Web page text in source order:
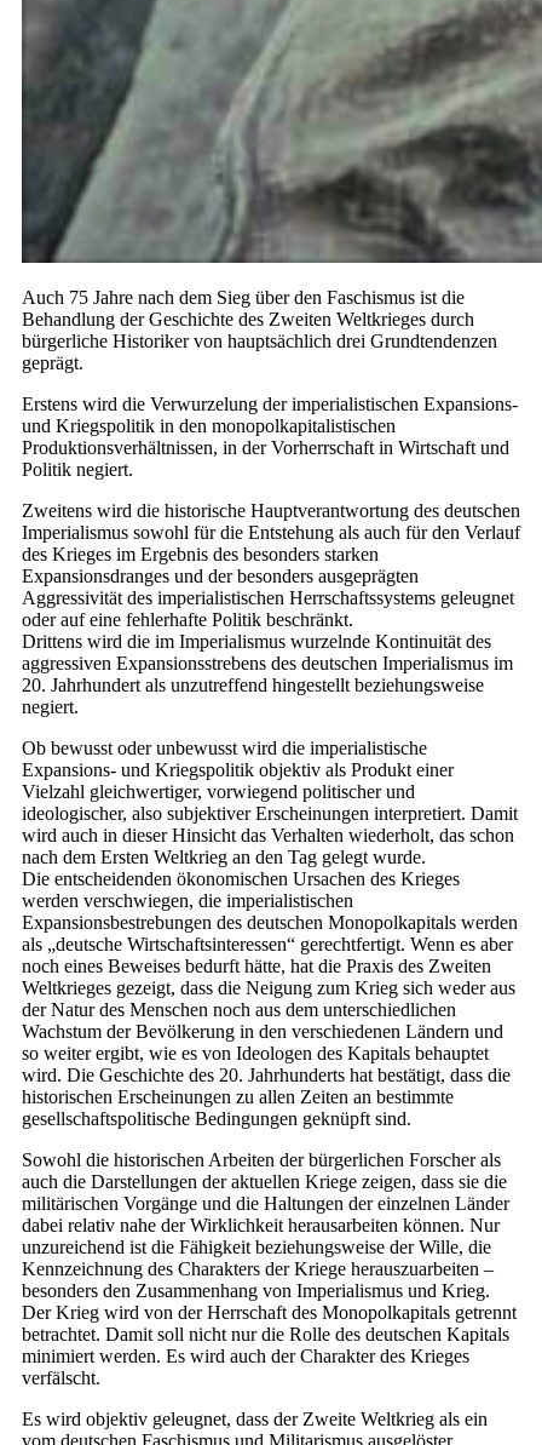
Auch 75 Jahre nach dem Sieg über den Faschismus ist die
Behandlung der Geschichte des Zweiten Weltkrieges durch
bürgerliche Historiker von hauptsächlich drei Grundtendenzen
geprägt.
Erstens wird die Verwurzelung der imperialistischen Expansions-
und Kriegspolitik in den monopolkapitalistischen
Produktionsverhältnissen, in der Vorherrschaft in Wirtschaft und
Politik negiert.
Zweitens wird die historische Hauptverantwortung des deutschen
Imperialismus sowohl für die Entstehung als auch für den Verlauf
des Krieges im Ergebnis des besonders starken
Expansionsdranges und der besonders ausgeprägten
Aggressivität des imperialistischen Herrschaftssystems geleugnet
oder auf eine fehlerhafte Politik beschränkt.
Drittens wird die im Imperialismus wurzelnde Kontinuität des
aggressiven Expansionsstrebens des deutschen Imperialismus im
20. Jahrhundert als unzutreffend hingestellt beziehungsweise
negiert.
Ob bewusst oder unbewusst wird die imperialistische
Expansions- und Kriegspolitik objektiv als Produkt einer
Vielzahl gleichwertiger, vorwiegend politischer und
ideologischer, also subjektiver Erscheinungen interpretiert. Damit
wird auch in dieser Hinsicht das Verhalten wiederholt, das schon
nach dem Ersten Weltkrieg an den Tag gelegt wurde.
Die entscheidenden ökonomischen Ursachen des Krieges
werden verschwiegen, die imperialistischen
Expansionsbestrebungen des deutschen Monopolkapitals werden
als „deutsche Wirtschaftsinteressen“ gerechtfertigt. Wenn es aber
noch eines Beweises bedurft hätte, hat die Praxis des Zweiten
Weltkrieges gezeigt, dass die Neigung zum Krieg sich weder aus
der Natur des Menschen noch aus dem unterschiedlichen
Wachstum der Bevölkerung in den verschiedenen Ländern und
so weiter ergibt, wie es von Ideologen des Kapitals behauptet
wird. Die Geschichte des 20. Jahrhunderts hat bestätigt, dass die
historischen Erscheinungen zu allen Zeiten an bestimmte
gesellschaftspolitische Bedingungen geknüpft sind.
Sowohl die historischen Arbeiten der bürgerlichen Forscher als
auch die Darstellungen der aktuellen Kriege zeigen, dass sie die
militärischen Vorgänge und die Haltungen der einzelnen Länder
dabei relativ nahe der Wirklichkeit herausarbeiten können. Nur
unzureichend ist die Fähigkeit beziehungsweise der Wille, die
Kennzeichnung des Charakters der Kriege herauszuarbeiten –
besonders den Zusammenhang von Imperialismus und Krieg.
Der Krieg wird von der Herrschaft des Monopolkapitals getrennt
betrachtet. Damit soll nicht nur die Rolle des deutschen Kapitals
minimiert werden. Es wird auch der Charakter des Krieges
verfälscht.
Es wird objektiv geleugnet, dass der Zweite Weltkrieg als ein